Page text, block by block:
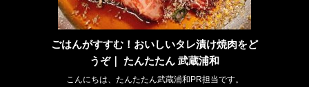
ごはんがすすむ！おいしいタレ漬け焼肉をど
うぞ｜ たんたたん 武蔵浦和
こんにちは、たんたたん武蔵浦和PR担当です。